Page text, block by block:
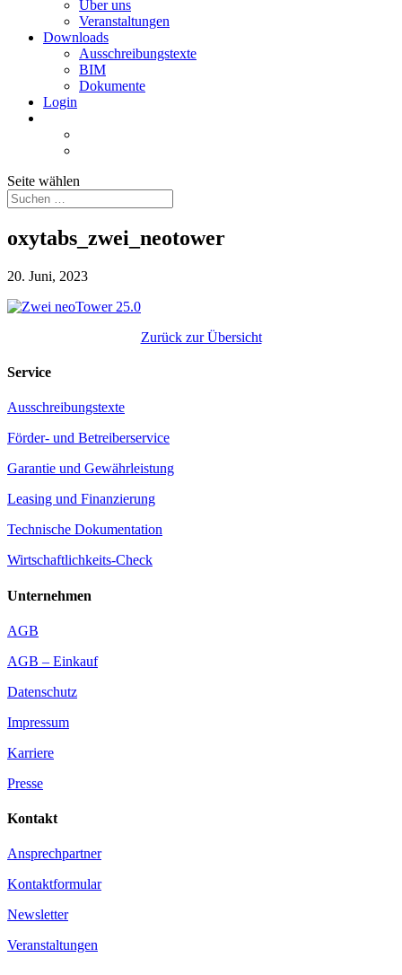
Über uns
Veranstaltungen
Downloads
Ausschreibungstexte
BIM
Dokumente
Login
Seite wählen
oxytabs_zwei_neotower
20. Juni, 2023
Zurück zur Übersicht
Service
Ausschreibungstexte
Förder- und Betreiberservice
Garantie und Gewährleistung
Leasing und Finanzierung
Technische Dokumentation
Wirtschaftlichkeits-Check
Unternehmen
AGB
AGB – Einkauf
Datenschutz
Impressum
Karriere
Presse
Kontakt
Ansprechpartner
Kontaktformular
Newsletter
Veranstaltungen